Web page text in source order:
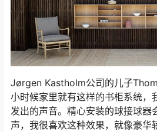
Jørgen Kastholm公司的儿子
小时候家里就有这样的书柜系统，
发出的声音。精心安装的球接球器
声，我很喜欢这种效果，就像豪华